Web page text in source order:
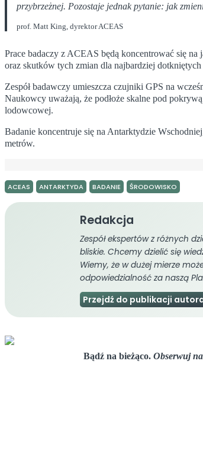
przybrzeżnej. Pozostaje jednak pytanie: jak
prof. Matt King, dyrektor ACEAS
Prace badaczy z ACEAS będą koncentrować się
oraz skutków tych zmian dla najbardziej
Zespół badawczy umieszcza czujniki GPS na
Naukowcy uważają, że podłoże skalne pod
lodowcowej.
Badanie koncentruje się na Antarktydzie
metrów.
ACEAS ANTARKTYDA BADANIE ŚRODOWISKO
Redakcja
Zespół ekspertów z różnych
bliskie. Chcemy dzielić się
Wiemy, że w dużej mierze
odpowiedzialność za naszą
Przejdź do publikacji
Bądź na bieżąco. Obserwuj